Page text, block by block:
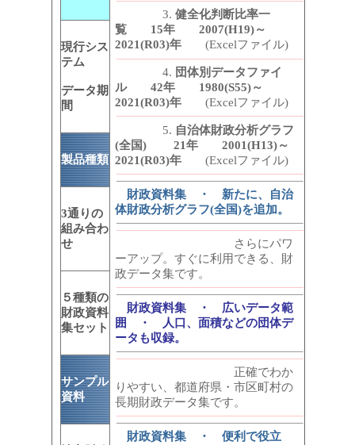
現行シス
テム
データ期
間
製品種類
3通りの
組み合わ
せ
５種類の
財政資料
集セット
サンプル
資料
3.健全化判断比率一
覧 15年 2007(H19)～
2021(R03)年 (Excelファイル)
4. 団体別データファイ
ル 42年 1980(S55)～
2021(R03)年 (Excelファイル)
5. 自治体財政分析グラフ
(全国) 21年 2001(H13)～
2021(R03)年 (Excelファイル)
財政資料集 ・ 新たに、自治
体財政分析グラフ(全国)を追加。
さらにパワ
ーアップ。すぐに利用できる、財
政データ集です。
財政資料集 ・ 広いデータ範
囲 ・ 人口、面積などの団体デ
ータも収録。
正確でわか
りやすい、都道府県・市区町村の
長期財政データ集です。
財政資料集 ・ 便利で役立